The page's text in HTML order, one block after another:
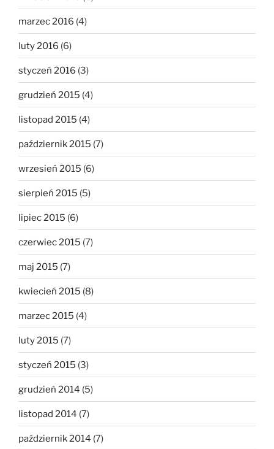
marzec 2016 (4)
luty 2016 (6)
styczeń 2016 (3)
grudzień 2015 (4)
listopad 2015 (4)
październik 2015 (7)
wrzesień 2015 (6)
sierpień 2015 (5)
lipiec 2015 (6)
czerwiec 2015 (7)
maj 2015 (7)
kwiecień 2015 (8)
marzec 2015 (4)
luty 2015 (7)
styczeń 2015 (3)
grudzień 2014 (5)
listopad 2014 (7)
październik 2014 (7)